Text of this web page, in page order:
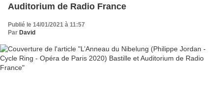
Auditorium de Radio France
Publié le 14/01/2021 à 11:57
Par David